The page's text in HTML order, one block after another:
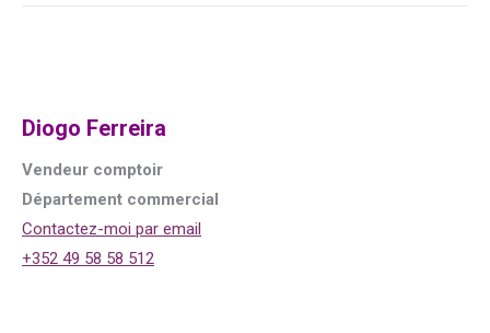
Diogo Ferreira
Vendeur comptoir
Département commercial
Contactez-moi par email
+352 49 58 58 512